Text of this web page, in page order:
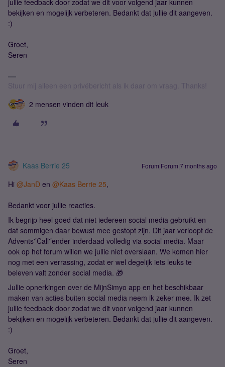
jullie feedback door zodat we dit voor volgend jaar kunnen
bekijken en mogelijk verbeteren. Bedankt dat jullie dit aangeven.
:)
Groet,
Seren
Stuur mij alleen een privébericht als ik daar om vraag. Thanks!
2 mensen vinden dit leuk
Kaas Berrie 25 Forum|Forum|7 months ago
Hi ​ @JanD en ​ @Kaas Berrie 25,
Bedankt voor jullie reacties.
Ik begrijp heel goed dat niet iedereen social media gebruikt en
dat sommigen daar bewust mee gestopt zijn. Dit jaar verloopt de
Advents'’Call'’ender inderdaad volledig via social media. Maar
ook op het forum willen we jullie niet overslaan. We komen hier
nog met een verrassing, zodat er wel degelijk iets leuks te
beleven valt zonder social media. 🎁
Jullie opnerkingen over de MijnSimyo app en het beschikbaar
maken van acties buiten social media neem ik zeker mee. Ik zet
jullie feedback door zodat we dit voor volgend jaar kunnen
bekijken en mogelijk verbeteren. Bedankt dat jullie dit aangeven.
:)
Groet,
Seren